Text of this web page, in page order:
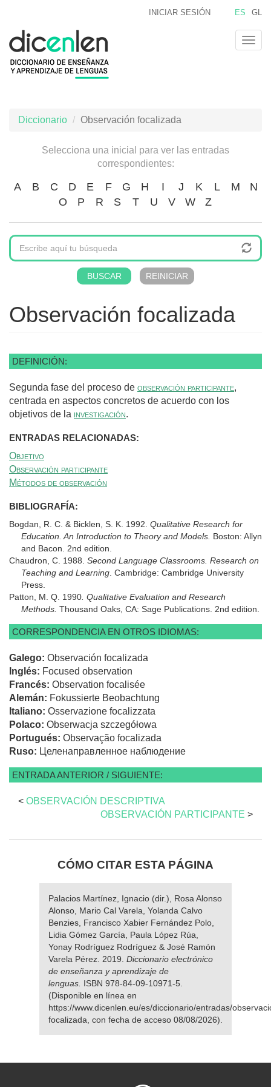
contenido
principal
ES GL
INICIAR SESIÓN
Diccionario Observación focalizada
Selecciona una inicial para ver las entradas
correspondientes:
A B C D E F G H I J K L M
N
O
P R S T U V W Z
Observación focalizada
DEFINICIÓN:
Segunda fase del proceso de observación participante,
centrada en aspectos concretos de acuerdo con los
objetivos de la investigación.
ENTRADAS RELACIONADAS:
Objetivo
Observación participante
Métodos de observación
BIBLIOGRAFÍA:
Bogdan, R. C. & Bicklen, S. K. 1992. Qualitative Research for
Education. An Introduction to Theory and Models. Boston: Allyn
and Bacon. 2nd edition.
Chaudron, C. 1988. Second Language Classrooms. Research on
Teaching and Learning . Cambridge: Cambridge University
Press.
Patton, M. Q. 1990 . Qualitative Evaluation and Research
Methods. Thousand Oaks, CA: Sage Publications. 2nd edition.
CORRESPONDENCIA EN OTROS IDIOMAS:
Galego: Observación focalizada
Inglés: Focused observation
Francés: Observation focalisée
Alemán: Fokussierte Beobachtung
Italiano: Osservazione focalizzata
Polaco: Obserwacja szczegółowa
Portugués: Observação focalizada
Ruso: Целенаправленное наблюдение
ENTRADA ANTERIOR / SIGUIENTE:
< OBSERVACIÓN DESCRIPTIVA
OBSERVACIÓN PARTICIPANTE >
CÓMO CITAR ESTA PÁGINA
Palacios Martínez, Ignacio (dir.), Rosa Alonso
Alonso, Mario Cal Varela, Yolanda Calvo
Benzies, Francisco Xabier Fernández Polo,
Lidia Gómez García, Paula López Rúa,
Yonay Rodríguez Rodríguez & José Ramón
Varela Pérez. 2019. Diccionario electrónico
de enseñanza y aprendizaje de
lenguas. ISBN 978-84-09-10971-5.
(Disponible en línea en
https://www.dicenlen.eu/es/diccionario/entradas/
focalizada, con fecha de acceso 08/08/2026).